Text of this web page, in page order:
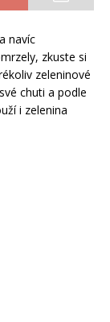
navíc
zkuste si
zeleninové
chuti a podle
i zelenina